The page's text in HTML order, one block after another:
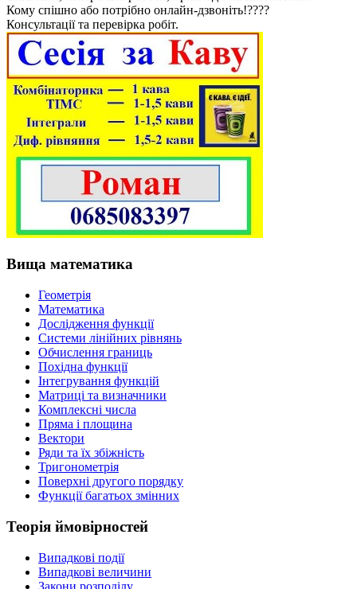
Кому спішно або потрібно онлайн-дзвоніть!????
Консультації та перевірка робіт.
Вища математика
Геометрія
Математика
Дослідження функції
Системи лінійних рівнянь
Обчислення границь
Похідна функції
Інтегрування функцій
Матриці та визначники
Комплексні числа
Пряма і площина
Вектори
Ряди та їх збіжність
Тригонометрія
Поверхні другого порядку
Функції багатьох змінних
Теорія ймовірностей
Випадкові події
Випадкові величини
Закони розподілу